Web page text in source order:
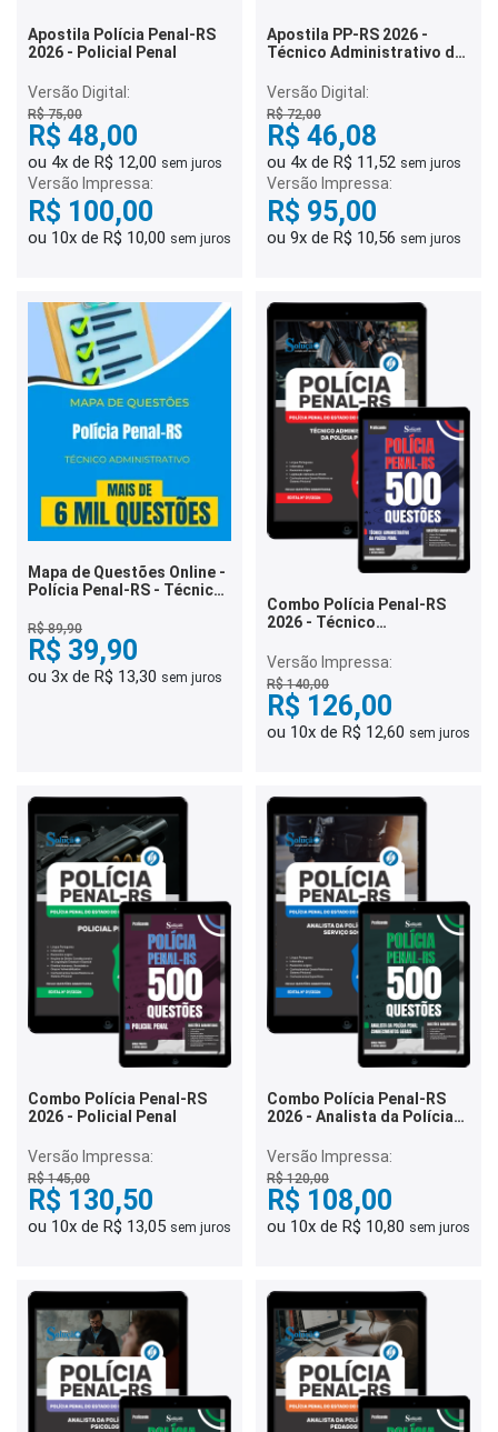
Apostila Polícia Penal-RS
2026 - Policial Penal
Versão Digital:
R$ 75,00
R$ 48,00
ou 4x de R$ 12,00 sem juros
Versão Impressa:
R$ 100,00
ou 10x de R$ 10,00 sem juros
Apostila PP-RS 2026 -
Técnico Administrativo da
Versão Digital:
R$ 72,00
R$ 46,08
ou 4x de R$ 11,52 sem juros
Versão Impressa:
R$ 95,00
ou 9x de R$ 10,56 sem juros
Mapa de Questões Online -
Polícia Penal-RS - Técnico
Penal - 6 Mil Questões
R$ 89,90
R$ 39,90
ou 3x de R$ 13,30 sem juros
Combo Polícia Penal-RS
2026 - Técnico
Penal
Versão Impressa:
R$ 140,00
R$ 126,00
ou 10x de R$ 12,60 sem juros
Combo Polícia Penal-RS
2026 - Policial Penal
Versão Impressa:
R$ 145,00
R$ 130,50
ou 10x de R$ 13,05 sem juros
Combo Polícia Penal-RS
2026 - Analista da Polícia
Versão Impressa:
R$ 120,00
R$ 108,00
ou 10x de R$ 10,80 sem juros